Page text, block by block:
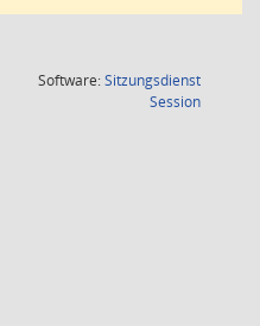
Software:Sitzungsdienst
Session(Wird in